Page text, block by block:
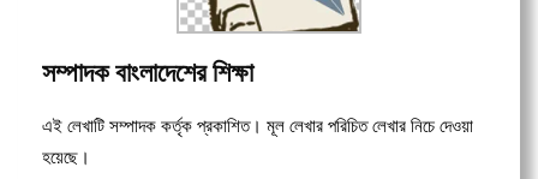
সম্পাদক বাংলাদেশের শিক্ষা
এই লেখাটি সম্পাদক কর্তৃক প্রকাশিত। মূল লেখার পরিচিত লেখার নিচে দেওয়া
হয়েছে।